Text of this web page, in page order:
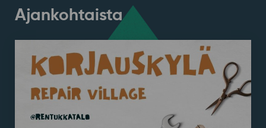
Ajankohtaista